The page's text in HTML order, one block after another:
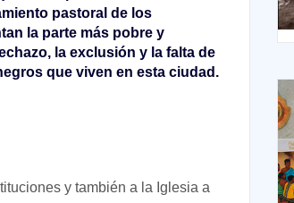
pastoral de los
la parte más pobre y
la exclusión y la falta de
que viven en esta ciudad.
y también a la Iglesia a
ordinario. Año A